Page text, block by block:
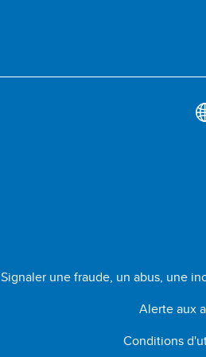
Signaler une fraude, un abus, une
Alerte aux
Conditions